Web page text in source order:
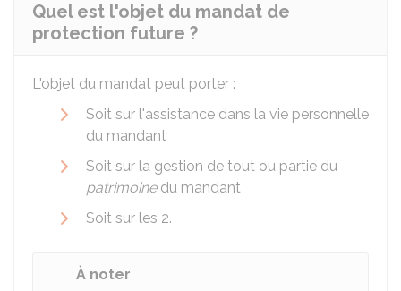
Quel est l'objet du mandat de
protection future ?
L'objet du mandat peut porter :
Soit sur l'assistance dans la vie personnelle
du mandant
Soit sur la gestion de tout ou partie du
patrimoinedu mandant
Soit sur les 2.
À noter